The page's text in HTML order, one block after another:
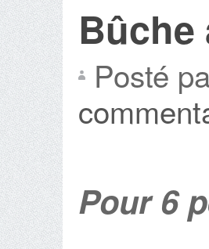
Posté
Pour 6